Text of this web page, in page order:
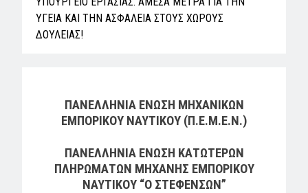
ΥΓΕΙΑ ΚΑΙ ΤΗΝ ΑΣΦΑΛΕΙΑ ΣΤΟΥΣ ΧΩΡΟΥΣ
ΔΟΥΛΕΙΑΣ!
ΠΑΝΕΛΛΗΝΙΑ ΕΝΩΣΗ ΜΗΧΑΝΙΚΩΝ
ΕΜΠΟΡΙΚΟΥ ΝΑΥΤΙΚΟΥ (Π.Ε.Μ.Ε.Ν.)
ΠΑΝΕΛΛΗΝΙΑ ΕΝΩΣΗ ΚΑΤΩΤΕΡΩΝ
ΠΛΗΡΩΜΑΤΩΝ ΜΗΧΑΝΗΣ ΕΜΠΟΡΙΚΟΥ
ΝΑΥΤΙΚΟΥ “Ο ΣΤΕΦΕΝΣΩΝ”